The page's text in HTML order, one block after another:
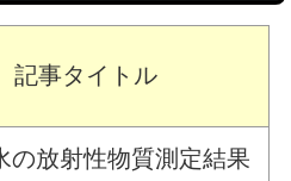
記事タイトル
の放射性物質測定結果